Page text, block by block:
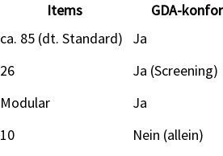
Items
GDA-
ca. 85 (dt. Standard)
Ja
26
Ja (Screening)
Modular
Ja
10
Nein (allein)